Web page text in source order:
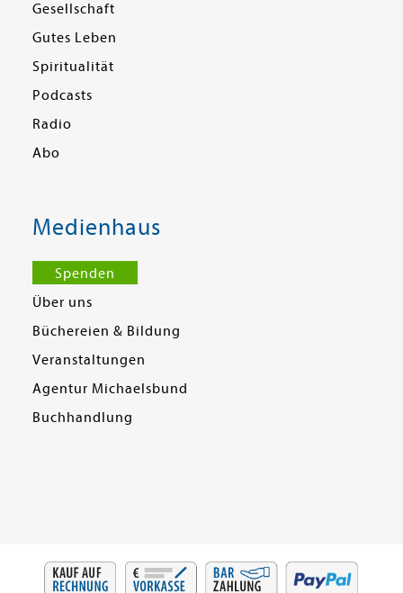
Gesellschaft
Gutes Leben
Spiritualität
Podcasts
Radio
Abo
Medienhaus
Spenden
Über uns
Büchereien & Bildung
Veranstaltungen
Agentur Michaelsbund
Buchhandlung